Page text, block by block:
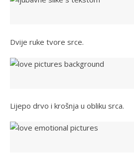
Dvije ruke tvore srce.
Lijepo drvo i krošnja u obliku srca.